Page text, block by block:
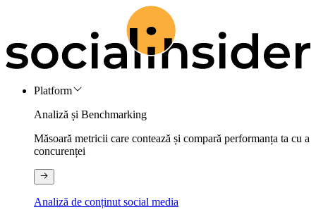
Platform
Analiză și Benchmarking
Măsoară metricii care contează și compară performanța ta cu a
concurenței
Analiză de conținut social media